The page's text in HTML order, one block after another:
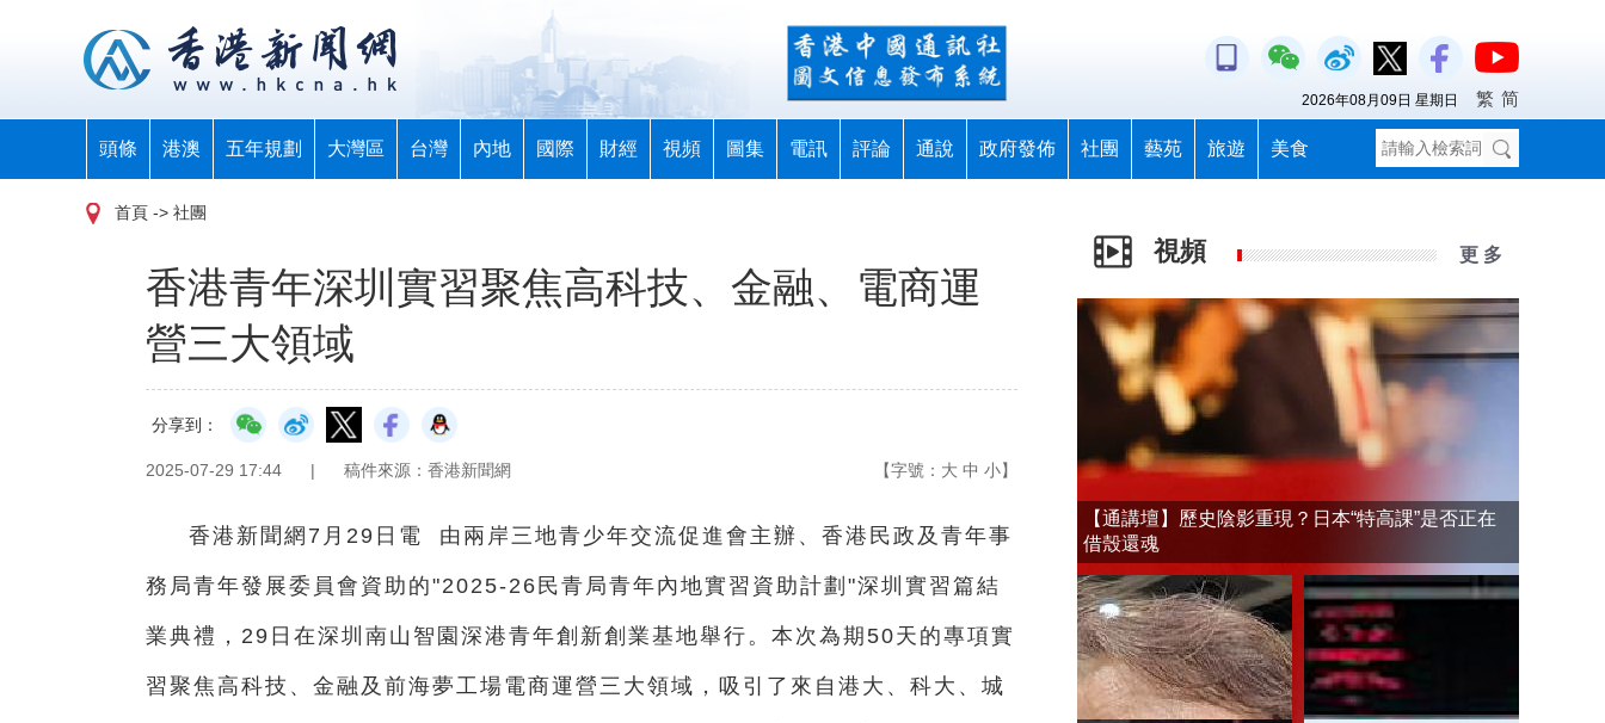
頭條 港澳 五年規劃 大灣區 台灣 內地 國際 財經 視頻 圖集 電訊 評論 通說 政府發佈 社團 藝苑 旅遊 美食
2026年08月09日 星期日 繁 简
首頁 -> 社團
香港青年深圳實習聚焦高科技、金融、電商運
營三大領域
分享到：
2025-07-29 17:44 | 稿件來源：香港新聞網 【字號： 大 中 小】
香港新聞網7月29日電 由兩岸三地青少年交流促進會主辦、香港民政及青年事
務局青年發展委員會資助的"2025-26民青局青年內地實習資助計劃"深圳實習篇結
業典禮，29日在深圳南山智園深港青年創新創業基地舉行。本次為期50天的專項實
習聚焦高科技、金融及前海夢工場電商運營三大領域，吸引了來自港大、科大、城
視頻 更 多
【通講壇】歷史陰影重現？日本“特高課”是否正在
借殼還魂